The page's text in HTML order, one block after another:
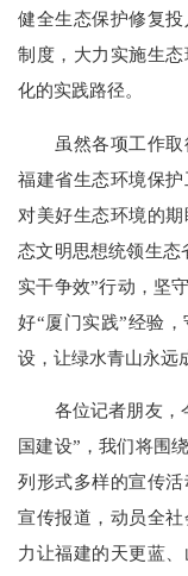
健全生态保护修复
制度，大力实施生
化的实践路径。
虽然各项工作取
福建省生态环境保
对美好生态环境的
态文明思想统领生态
实干争效”行动，坚
好“厦门实践”经验
设，让绿水青山永远
各位记者朋友，今
国建设”，我们将围
列形式多样的宣传
宣传报道，动员全
力让福建的天更蓝、